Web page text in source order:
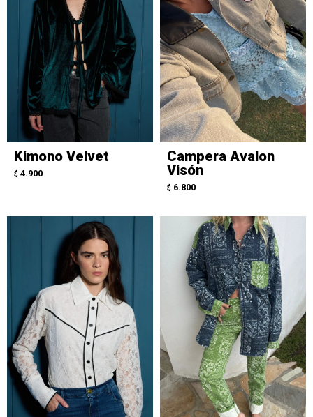
Kimono Velvet
$ 4.900
Campera Avalon
Visón
$ 6.800